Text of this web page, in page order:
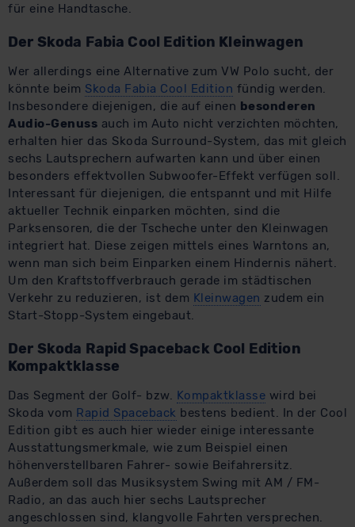
für eine Handtasche.
Der Skoda Fabia Cool Edition Kleinwagen
Wer allerdings eine Alternative zum VW Polo sucht, der
könnte beim Skoda Fabia Cool Edition fündig werden.
Insbesondere diejenigen, die auf einen besonderen
Audio-Genuss auch im Auto nicht verzichten möchten,
erhalten hier das Skoda Surround-System, das mit gleich
sechs Lautsprechern aufwarten kann und über einen
besonders effektvollen Subwoofer-Effekt verfügen soll.
Interessant für diejenigen, die entspannt und mit Hilfe
aktueller Technik einparken möchten, sind die
Parksensoren, die der Tscheche unter den Kleinwagen
integriert hat. Diese zeigen mittels eines Warntons an,
wenn man sich beim Einparken einem Hindernis nähert.
Um den Kraftstoffverbrauch gerade im städtischen
Verkehr zu reduzieren, ist dem Kleinwagen zudem ein
Start-Stopp-System eingebaut.
Der Skoda Rapid Spaceback Cool Edition
Kompaktklasse
Das Segment der Golf- bzw. Kompaktklasse wird bei
Skoda vom Rapid Spaceback bestens bedient. In der Cool
Edition gibt es auch hier wieder einige interessante
Ausstattungsmerkmale, wie zum Beispiel einen
höhenverstellbaren Fahrer- sowie Beifahrersitz.
Außerdem soll das Musiksystem Swing mit AM / FM-
Radio, an das auch hier sechs Lautsprecher
angeschlossen sind, klangvolle Fahrten versprechen.